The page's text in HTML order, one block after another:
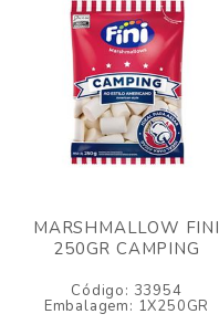
MARSHMALLOW FINI
250GR CAMPING
Código: 33954
Embalagem: 1X250GR